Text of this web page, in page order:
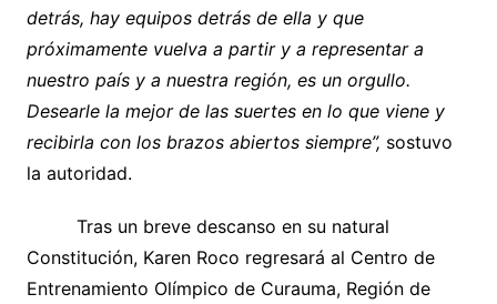
detrás, hay equipos detrás de ella y que
próximamente vuelva a partir y a representar a
nuestro país y a nuestra región, es un orgullo.
Desearle la mejor de las suertes en lo que viene y
recibirla con los brazos abiertos siempre”, sostuvo
la autoridad.
Tras un breve descanso en su natural
Constitución, Karen Roco regresará al Centro de
Entrenamiento Olímpico de Curauma, Región de